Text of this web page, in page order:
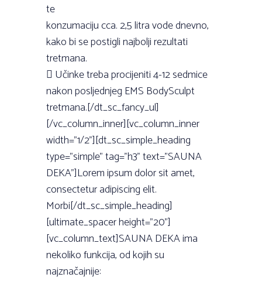
te
konzumaciju cca. 2,5 litra vode dnevno,
kako bi se postigli najbolji rezultati
tretmana.
 Učinke treba procijeniti 4-12 sedmice
nakon posljednjeg EMS BodySculpt
tretmana.[/dt_sc_fancy_ul]
[/vc_column_inner][vc_column_inner
width=”1/2”][dt_sc_simple_heading
type=”simple” tag=”h3” text=”SAUNA
DEKA”]Lorem ipsum dolor sit amet,
consectetur adipiscing elit.
Morbi[/dt_sc_simple_heading]
[ultimate_spacer height=”20”]
[vc_column_text]SAUNA DEKA ima
nekoliko funkcija, od kojih su
najznačajnije: